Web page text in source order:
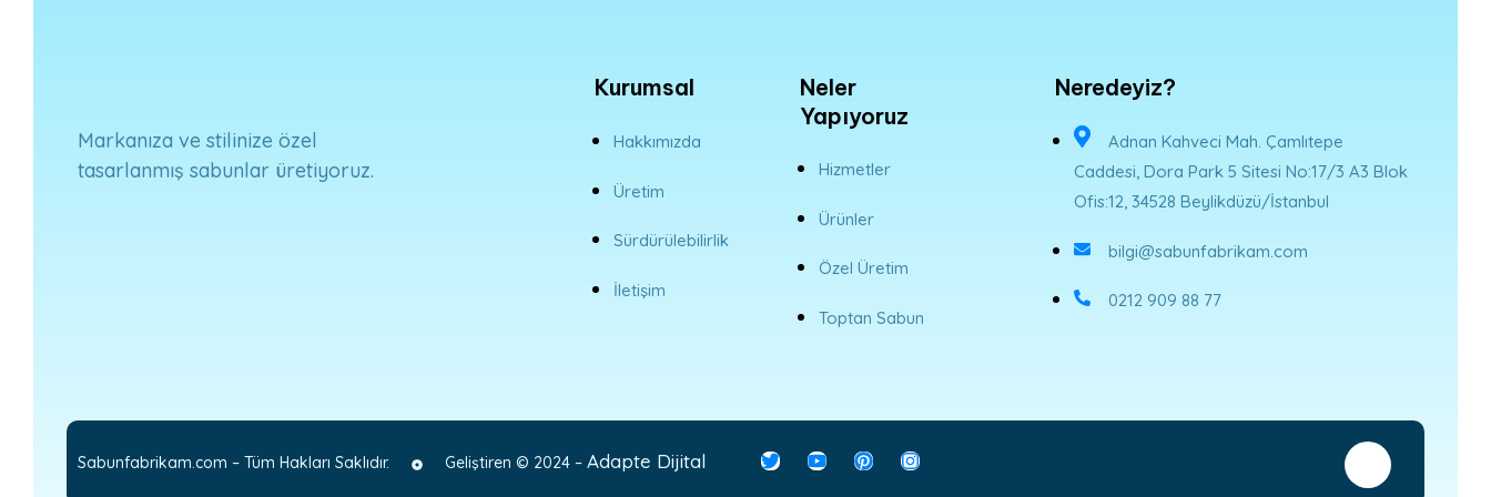
Markanıza ve stilinize özel
tasarlanmış sabunlar üretiyoruz.
Kurumsal
Hakkımızda
Üretim
Sürdürülebilirlik
İletişim
Neler
Yapıyoruz
Hizmetler
Ürünler
Özel Üretim
Toptan Sabun
Neredeyiz?
Adnan Kahveci Mah. Çamlıtepe
Caddesi, Dora Park 5 Sitesi No:17/3 A3 Blok
Ofis:12, 34528 Beylikdüzü/İstanbul
bilgi@sabunfabrikam.com
0212 909 88 77
Sabunfabrikam.com – Tüm Hakları Saklıdır. Geliştiren © 2024 – Adapte Dijital